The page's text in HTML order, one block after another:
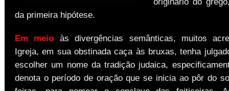
da primeira hipótese.
Em meio às divergências semânticas, muitos
Igreja, em sua obstinada caça às bruxas, tenha
escolher um nome da tradição judaica,
denota o período de oração que se inicia ao pôr do